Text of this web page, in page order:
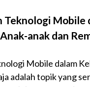
Teknologi Mobile
anak dan
Mobile dalam
adalah topik yang